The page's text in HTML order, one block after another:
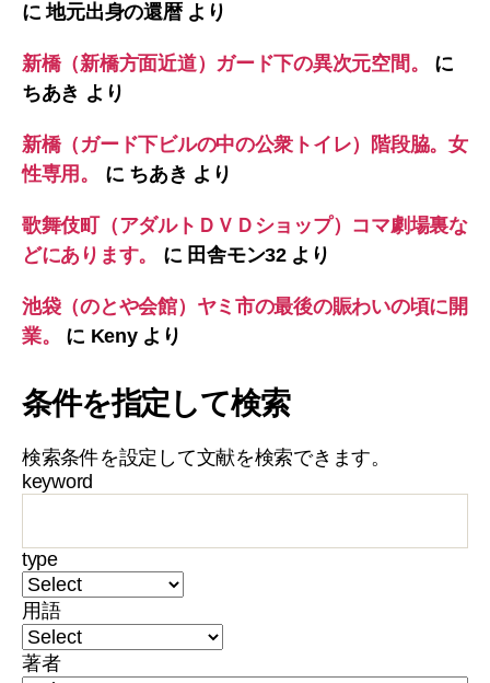
に地元出身の還暦より
新橋（新橋方面近道）ガード下の異次元空間。
に
ちあき より
新橋（ガード下ビルの中の公衆トイレ）階段脇。女
性専用。
に ちあき より
歌舞伎町（アダルトＤＶＤショップ）コマ劇場裏な
どにあります。
に 田舎モン32より
池袋（のとや会館）ヤミ市の最後の賑わいの頃に開
業。
に Kenyより
条件を指定して検索
検索条件を設定して文献を検索できます。
keyword
type
用語
著者